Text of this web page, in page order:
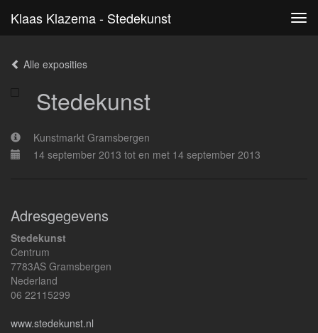
Klaas Klazema - Stedekunst
Alle exposities
Stedekunst
Kunstmarkt Gramsbergen
14 september 2013 tot en met 14 september 2013
Adresgegevens
Stedekunst
Centrum
7783AS Gramsbergen
Nederland
06 22115299
www.stedekunst.nl